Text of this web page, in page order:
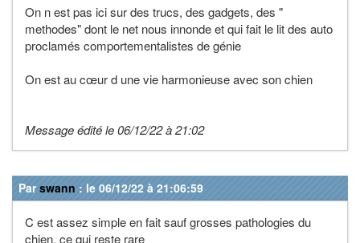
On n est pas ici sur des trucs, des gadgets, des "
methodes" dont le net nous innonde et qui fait le lit des auto
proclamés comportementalistes de génie
On est au cœur d une vie harmonieuse avec son chien
Message édité le 06/12/22 à 21:02
Parswann : le 06/12/22 à 21:06:59
C est assez simple en fait sauf grosses pathologies du
chien, ce qui reste rare